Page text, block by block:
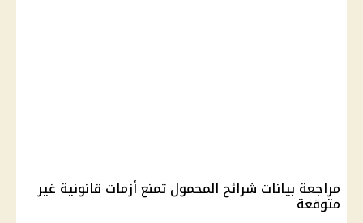
مراجعة بيانات شرائح المحمول تمنع أزمات قانونية غير
متوقعة